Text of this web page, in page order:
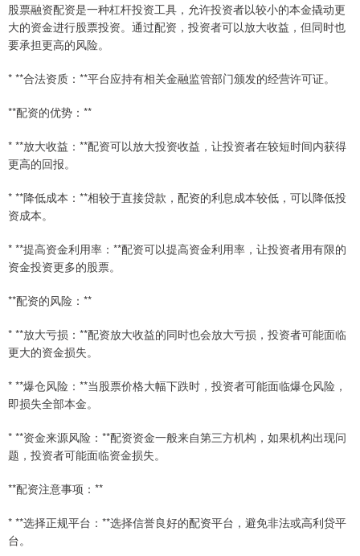
股票融资配资是一种杠杆投资工具，允许投资者以较小的本金撬动更
大的资金进行股票投资。通过配资，投资者可以放大收益，但同时也
要承担更高的风险。
* **合法资质：**平台应持有相关金融监管部门颁发的经营许可证。
**配资的优势：**
* **放大收益：**配资可以放大投资收益，让投资者在较短时间内获得
更高的回报。
* **降低成本：**相较于直接贷款，配资的利息成本较低，可以降低投
资成本。
* **提高资金利用率：**配资可以提高资金利用率，让投资者用有限的
资金投资更多的股票。
**配资的风险：**
* **放大亏损：**配资放大收益的同时也会放大亏损，投资者可能面临
更大的资金损失。
* **爆仓风险：**当股票价格大幅下跌时，投资者可能面临爆仓风险，
即损失全部本金。
* **资金来源风险：**配资资金一般来自第三方机构，如果机构出现问
题，投资者可能面临资金损失。
**配资注意事项：**
* **选择正规平台：**选择信誉良好的配资平台，避免非法或高利贷平
台。